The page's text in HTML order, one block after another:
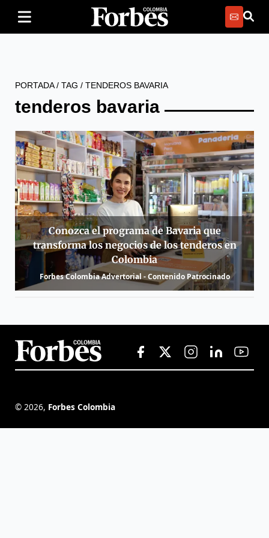
PORTADA/ TAG / TENDEROS BAVARIA
tenderos bavaria
Conozca el programa de Bavaria que
transforma los negocios de los tenderos en
Colombia
Forbes Colombia Advertorial - Contenido Patrocinado
© 2026, Forbes Colombia